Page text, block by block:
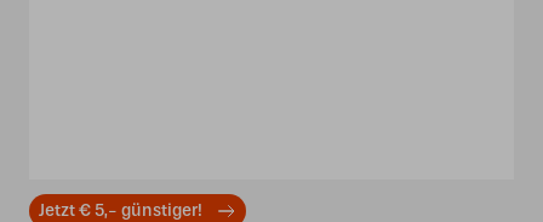
Jetzt € 5,- günstiger!